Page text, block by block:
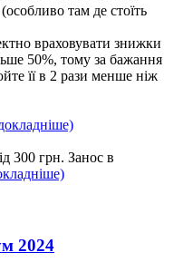
там де стоїть
враховувати знижки
50%, тому за бажання
її в 2 рази менше ніж
300 грн. Занос в
2024